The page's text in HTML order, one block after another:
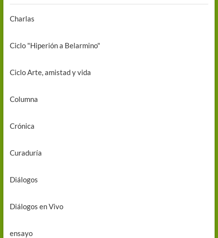
Charlas
Ciclo "Hiperión a Belarmino"
Ciclo Arte, amistad y vida
Columna
Crónica
Curaduría
Diálogos
Diálogos en Vivo
ensayo